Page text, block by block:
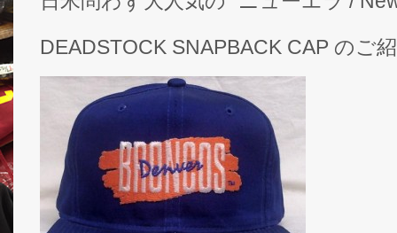
DEADSTOCK SNAPBACK CAP のご